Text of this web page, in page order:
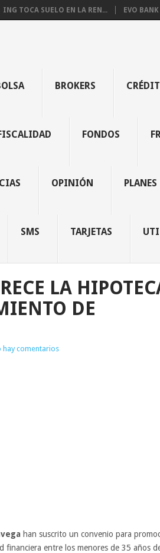
ING TOCA SUELO EN LA REN... EVO
BROKERS
FONDOS
OPINIÓN
SMS TARJETAS
LA
DE
hay comentarios
han suscrito un convenio para
financiera entre los menores de 35 años